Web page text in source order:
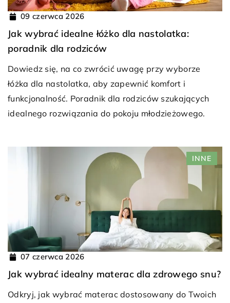
09 czerwca 2026
Jak wybrać idealne łóżko dla nastolatka:
poradnik dla rodziców
Dowiedz się, na co zwrócić uwagę przy wyborze
łóżka dla nastolatka, aby zapewnić komfort i
funkcjonalność. Poradnik dla rodziców szukających
idealnego rozwiązania do pokoju młodzieżowego.
INNE
07 czerwca 2026
Jak wybrać idealny materac dla zdrowego snu?
Odkryj, jak wybrać materac dostosowany do Twoich